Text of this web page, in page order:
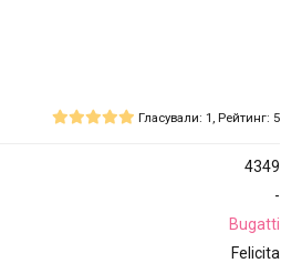
Гласували: 1, Рейтинг: 5
4349
-
Bugatti
Felicita